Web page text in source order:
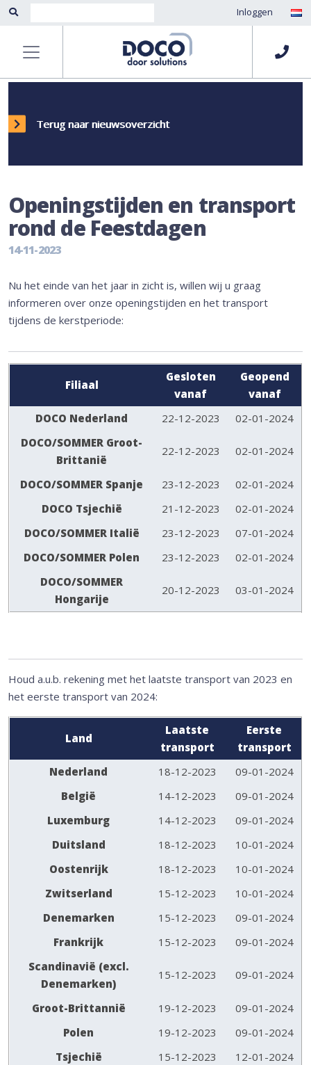
Inloggen
Terug naar nieuwsoverzicht
Openingstijden en transport
rond de Feestdagen
14-11-2023
Nu het einde van het jaar in zicht is, willen wij u graag
informeren over onze openingstijden en het transport
tijdens de kerstperiode:
Filiaal
Gesloten
vanaf
Geopend
vanaf
DOCO Nederland
22-12-2023
02-01-2024
DOCO/SOMMER Groot-
Brittanië
22-12-2023 02-01-2024
DOCO/SOMMER Spanje 23-12-2023
02-01-2024
DOCO Tsjechië
21-12-2023
02-01-2024
DOCO/SOMMER Italië
23-12-2023
07-01-2024
DOCO/SOMMER Polen
23-12-2023
02-01-2024
DOCO/SOMMER
Hongarije
20-12-2023 03-01-2024
Houd a.u.b. rekening met het laatste transport van 2023 en
het eerste transport van 2024:
Land
Laatste
transport
Eerste
transport
Nederland
18-12-2023
09-01-2024
België
14-12-2023
09-01-2024
Luxemburg
14-12-2023
09-01-2024
Duitsland
18-12-2023
10-01-2024
Oostenrijk
18-12-2023
10-01-2024
Zwitserland
15-12-2023
10-01-2024
Denemarken
15-12-2023
09-01-2024
Frankrijk
15-12-2023
09-01-2024
Scandinavië (excl.
Denemarken)
15-12-2023 09-01-2024
Groot-Brittannië 19-12-2023
09-01-2024
Polen
19-12-2023
09-01-2024
Tsjechië
15-12-2023
12-01-2024